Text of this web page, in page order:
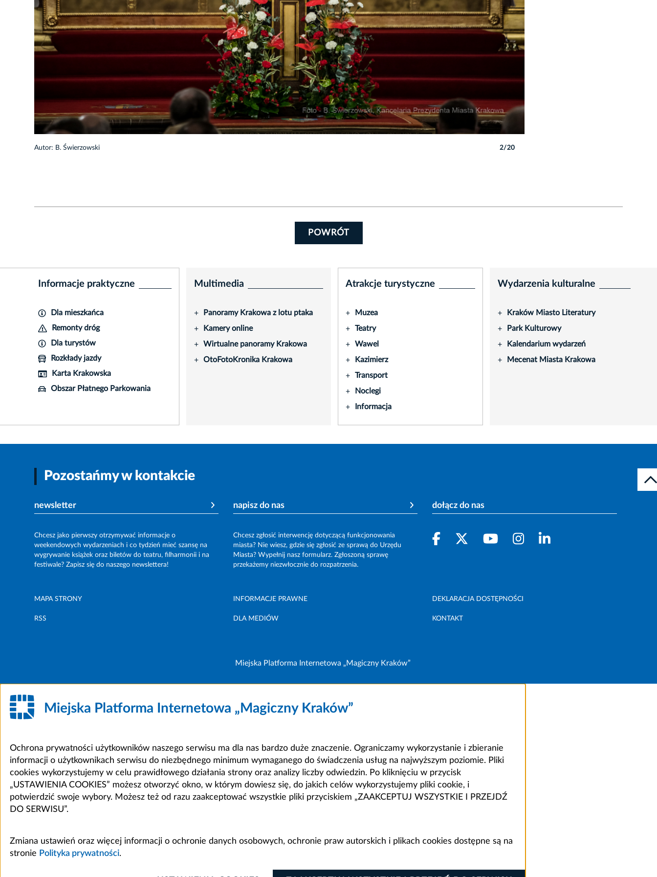
Autor: B. Świerzowski 2/20
POWRÓT
Informacje praktyczne
Dla mieszkańca
Remonty dróg
Dla turystów
Rozkłady jazdy
Karta Krakowska
Obszar Płatnego Parkowania
Multimedia
+ Panoramy Krakowa z lotu ptaka
+ Kamery online
+ Wirtualne panoramy Krakowa
+ OtoFotoKronika Krakowa
Atrakcje turystyczne
+ Muzea
+ Teatry
+ Wawel
+ Kazimierz
+ Transport
+ Noclegi
+ Informacja
Wydarzenia kulturalne
+ Kraków Miasto Literatury
+ Park Kulturowy
+ Kalendarium wydarzeń
+ Mecenat Miasta Krakowa
Pozostańmy w kontakcie
newsletter
Chcesz jako pierwszy otrzymywać informacje o
weekendowych wydarzeniach i co tydzień mieć szansę na
wygrywanie książek oraz biletów do teatru, filharmonii i na
festiwale? Zapisz się do naszego newslettera!
napisz do nas
Chcesz zgłosić interwencję dotyczącą funkcjonowania
miasta? Nie wiesz, gdzie się zgłosić ze sprawą do Urzędu
Miasta? Wypełnij nasz formularz. Zgłoszoną sprawę
przekażemy niezwłocznie do rozpatrzenia.
dołącz do nas
MAPA STRONY INFORMACJE PRAWNE DEKLARACJA DOSTĘPNOŚCI
RSS DLA MEDIÓW KONTAKT
Miejska Platforma Internetowa „Magiczny Kraków”
Miejska Platforma Internetowa „Magiczny Kraków”
Ochrona prywatności użytkowników naszego serwisu ma dla nas bardzo duże znaczenie. Ograniczamy wykorzystanie i zbieranie
informacji o użytkownikach serwisu do niezbędnego minimum wymaganego do świadczenia usług na najwyższym poziomie. Pliki
cookies wykorzystujemy w celu prawidłowego działania strony oraz analizy liczby odwiedzin. Po kliknięciu w przycisk
„USTAWIENIA COOKIES” możesz otworzyć okno, w którym dowiesz się, do jakich celów wykorzystujemy pliki cookie, i
potwierdzić swoje wybory. Możesz też od razu zaakceptować wszystkie pliki przyciskiem „ZAAKCEPTUJ WSZYSTKIE I PRZEJDŹ
DO SERWISU”.
Zmiana ustawień oraz więcej informacji o ochronie danych osobowych, ochronie praw autorskich i plikach cookies dostępne są na
stronie Polityka prywatności.